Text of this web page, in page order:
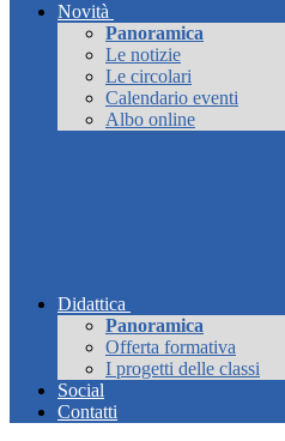
Novità
Panoramica
Le notizie
Le circolari
Calendario eventi
Albo online
Didattica
Panoramica
Offerta formativa
I progetti delle classi
Social
Contatti